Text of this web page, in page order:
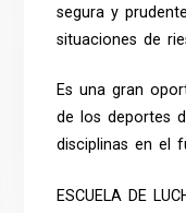
segura y
situaciones de
Es una gran
de los deportes
disciplinas en el
ESCUELA DE